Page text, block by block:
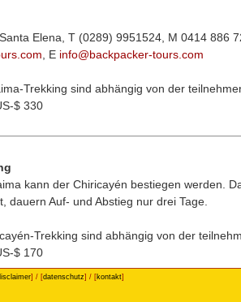
Elena, T (0289) 9951524, M 0414 886
, E info@backpacker-tours.com
Trekking sind abhängig von der
$ 330
kann der Chiricayén bestiegen werden.
dauern Auf- und Abstieg nur drei Tage.
Trekking sind abhängig von der
$ 170
] / [datenschutz] / [kontakt]